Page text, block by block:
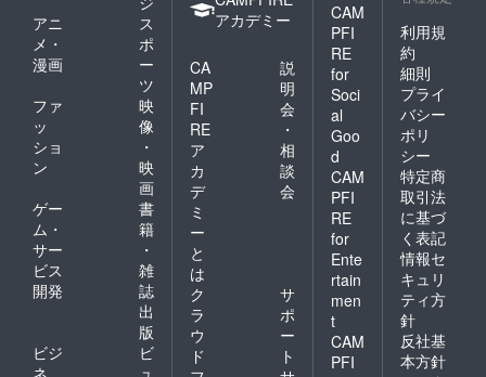
アニ
メ・
漫画
ス
ポ
ー
ツ
ファ
ッ
ショ
ン
映
像
・
映
画
ゲー
ム・
サー
ビス
開発
書
籍
・
雑
誌
出
版
ビジ
ネ
ビ
ュ
アカデミー
CA
MP
FI
RE
ア
カ
デ
ミ
ー
と
は
説
明
会
・
相
談
会
ク
ラ
ウ
ド
サ
ポ
ー
ト
CAM
PFI
RE
for
Soci
al
Goo
d
CAM
PFI
RE
for
Ente
rtain
men
t
CAM
PFI
利用規
約
細則
プライ
バシー
ポリ
シー
特定商
取引法
に基づ
く表記
情報セ
キュリ
ティ方
針
反社基
本方針